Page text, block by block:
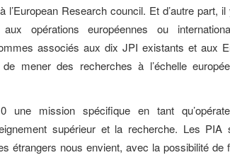
Research council. Et d’autre part,
opérations européennes ou
associés aux dix JPI existants et aux
mener des recherches à l’échelle
une mission spécifique en tant
supérieur et la recherche. Les PIA
étrangers nous envient, avec la possibilité de